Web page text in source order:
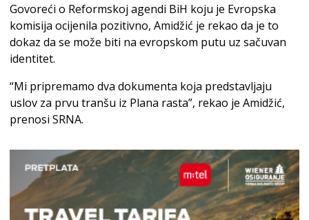
Govoreći o Reformskoj agendi BiH koju je Evropska
komisija ocijenila pozitivno, Amidžić je rekao da je to
dokaz da se može biti na evropskom putu uz sačuvan
identitet.
“Mi pripremamo dva dokumenta koja predstavljaju
uslov za prvu tranšu iz Plana rasta”, rekao je Amidžić,
prenosi SRNA.